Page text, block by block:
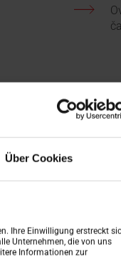
Über Cookies
Ihre Einwilligung erstreckt
Unternehmen, die von uns
Informationen zur